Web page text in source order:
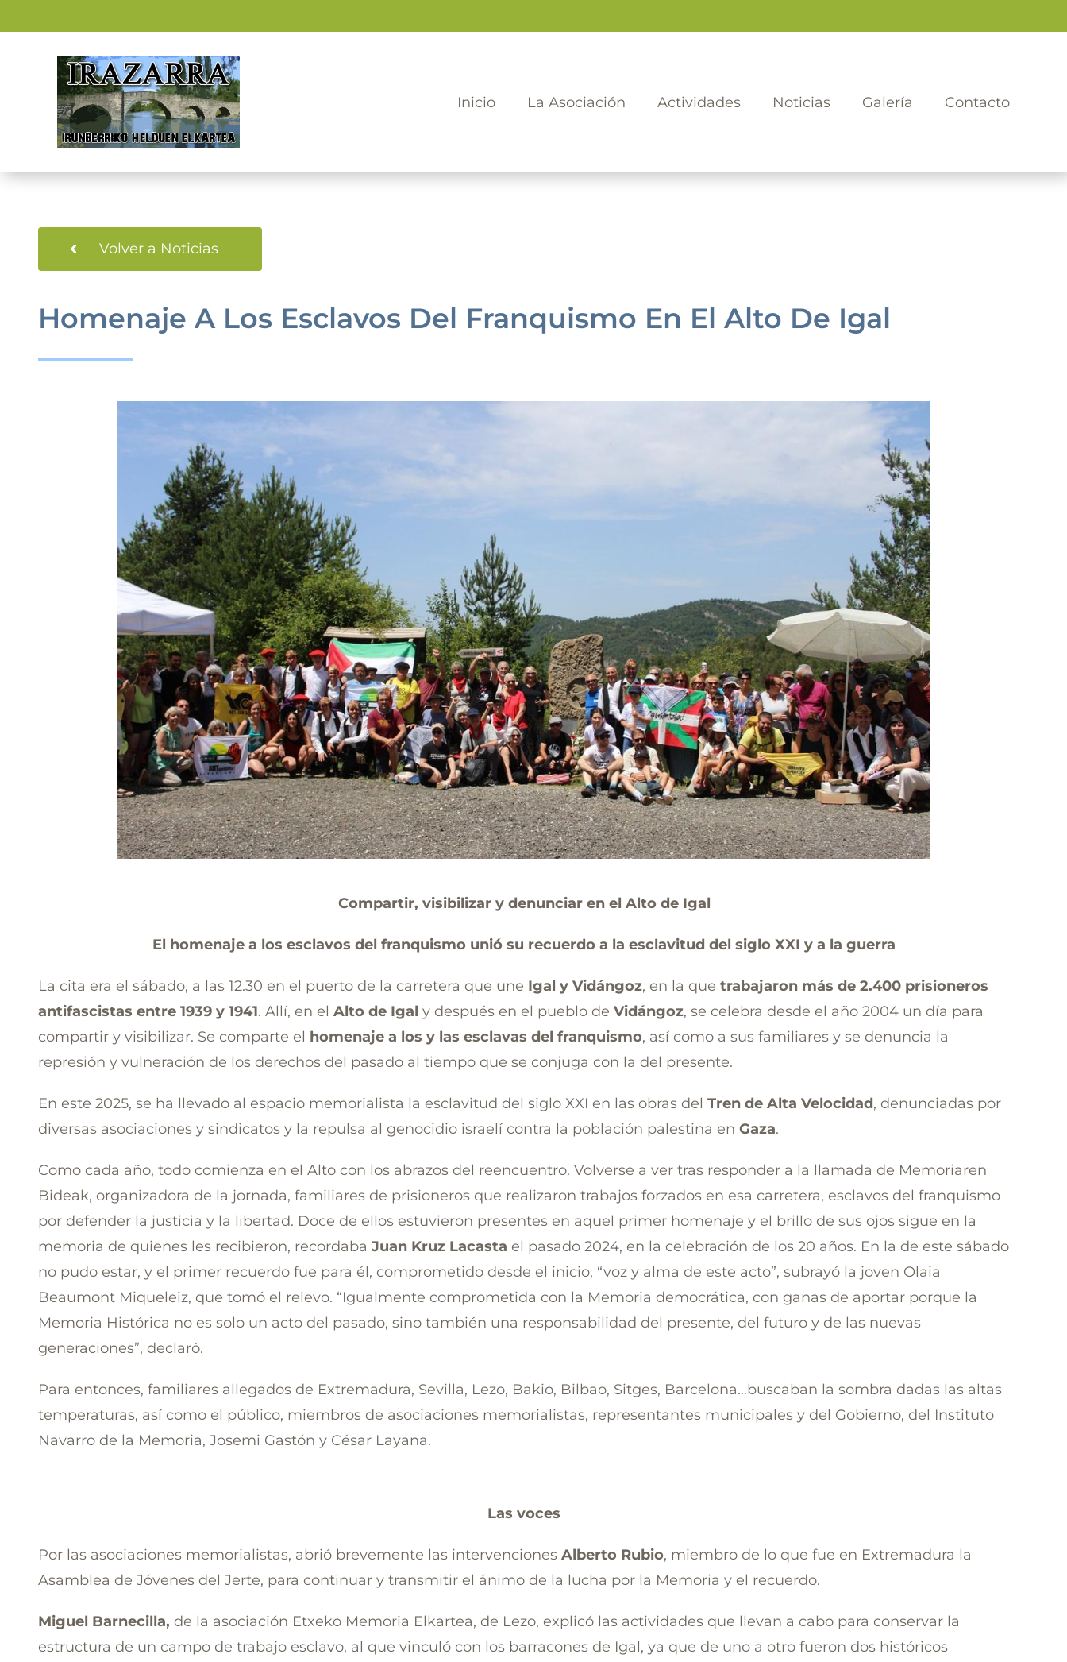
al
contenido
Inicio La Asociación Actividades Noticias Galería Contacto
Volver a Noticias
Homenaje A Los Esclavos Del Franquismo En El Alto De Igal
Compartir, visibilizar y denunciar en el Alto de Igal
El homenaje a los esclavos del franquismo unió su recuerdo a la esclavitud del siglo XXI y a la guerra
La cita era el sábado, a las 12.30 en el puerto de la carretera que une Igal y Vidángoz, en la que trabajaron más de 2.400 prisioneros
antifascistas entre 1939 y 1941. Allí, en el Alto de Igal y después en el pueblo de Vidángoz, se celebra desde el año 2004 un día para
compartir y visibilizar. Se comparte el homenaje a los y las esclavas del franquismo, así como a sus familiares y se denuncia la
represión y vulneración de los derechos del pasado al tiempo que se conjuga con la del presente.
En este 2025, se ha llevado al espacio memorialista la esclavitud del siglo XXI en las obras del Tren de Alta Velocidad, denunciadas por
diversas asociaciones y sindicatos y la repulsa al genocidio israelí contra la población palestina en Gaza.
Como cada año, todo comienza en el Alto con los abrazos del reencuentro. Volverse a ver tras responder a la llamada de Memoriaren
Bideak, organizadora de la jornada, familiares de prisioneros que realizaron trabajos forzados en esa carretera, esclavos del franquismo
por defender la justicia y la libertad. Doce de ellos estuvieron presentes en aquel primer homenaje y el brillo de sus ojos sigue en la
memoria de quienes les recibieron, recordaba Juan Kruz Lacasta el pasado 2024, en la celebración de los 20 años. En la de este sábado
no pudo estar, y el primer recuerdo fue para él, comprometido desde el inicio, “voz y alma de este acto”, subrayó la joven Olaia
Beaumont Miqueleiz, que tomó el relevo. “Igualmente comprometida con la Memoria democrática, con ganas de aportar porque la
Memoria Histórica no es solo un acto del pasado, sino también una responsabilidad del presente, del futuro y de las nuevas
generaciones”, declaró.
Para entonces, familiares allegados de Extremadura, Sevilla, Lezo, Bakio, Bilbao, Sitges, Barcelona…buscaban la sombra dadas las altas
temperaturas, así como el público, miembros de asociaciones memorialistas, representantes municipales y del Gobierno, del Instituto
Navarro de la Memoria, Josemi Gastón y César Layana.
Las voces
Por las asociaciones memorialistas, abrió brevemente las intervenciones Alberto Rubio, miembro de lo que fue en Extremadura la
Asamblea de Jóvenes del Jerte, para continuar y transmitir el ánimo de la lucha por la Memoria y el recuerdo.
Miguel Barnecilla, de la asociación Etxeko Memoria Elkartea, de Lezo, explicó las actividades que llevan a cabo para conservar la
estructura de un campo de trabajo esclavo, al que vinculó con los barracones de Igal, ya que de uno a otro fueron dos históricos